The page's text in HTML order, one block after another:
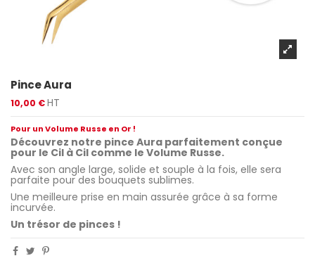
Pince Aura
10,00 €HT
Pour un Volume Russe en Or !
Découvrez notre pince Aura parfaitement conçue
pour le Cil à Cil comme le Volume Russe.
Avec son angle large, solide et souple à la fois, elle sera
parfaite pour des bouquets sublimes.
Une meilleure prise en main assurée grâce à sa forme
incurvée.
Un trésor de pinces !